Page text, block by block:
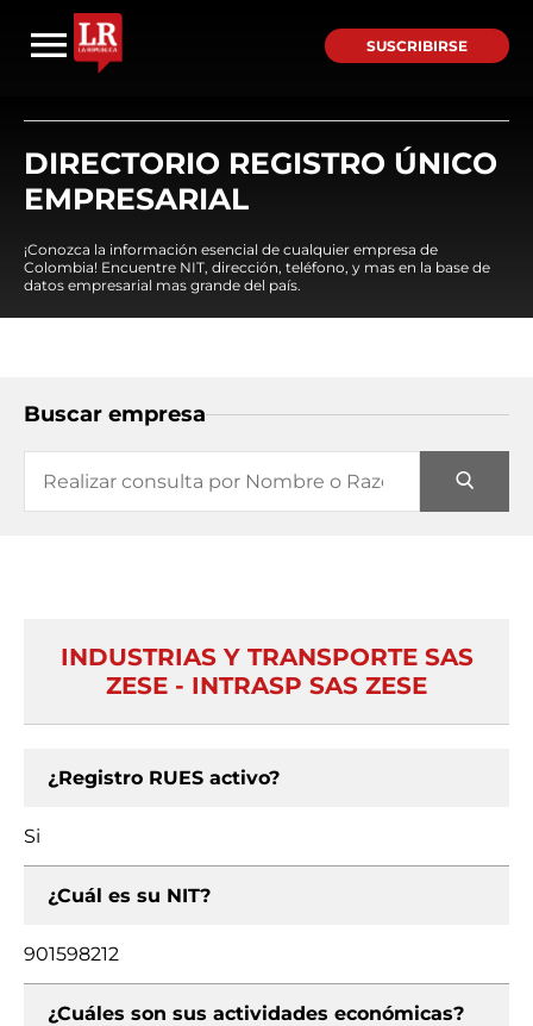
SUSCRIBIRSE
DIRECTORIO REGISTRO ÚNICO
EMPRESARIAL
¡Conozca la información esencial de cualquier empresa de
Colombia! Encuentre NIT, dirección, teléfono, y mas en la base de
datos empresarial mas grande del país.
Buscar empresa
INDUSTRIAS Y TRANSPORTE SAS
ZESE - INTRASP SAS ZESE
¿Registro RUES activo?
Si
¿Cuál es su NIT?
901598212
¿Cuáles son sus actividades económicas?